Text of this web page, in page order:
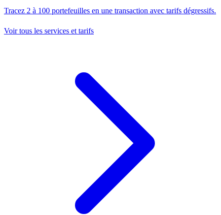
Tracez 2 à 100 portefeuilles en une transaction avec tarifs dégressifs.
Voir tous les services et tarifs